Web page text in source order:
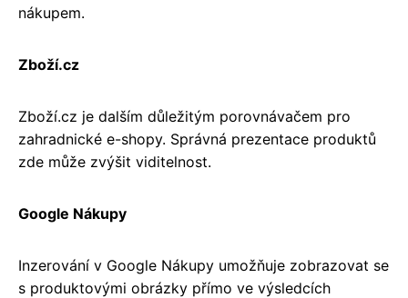
nákupem.
Zboží.cz
Zboží.cz je dalším důležitým porovnávačem pro
zahradnické e-shopy. Správná prezentace produktů
zde může zvýšit viditelnost.
Google Nákupy
Inzerování v Google Nákupy umožňuje zobrazovat se
s produktovými obrázky přímo ve výsledcích